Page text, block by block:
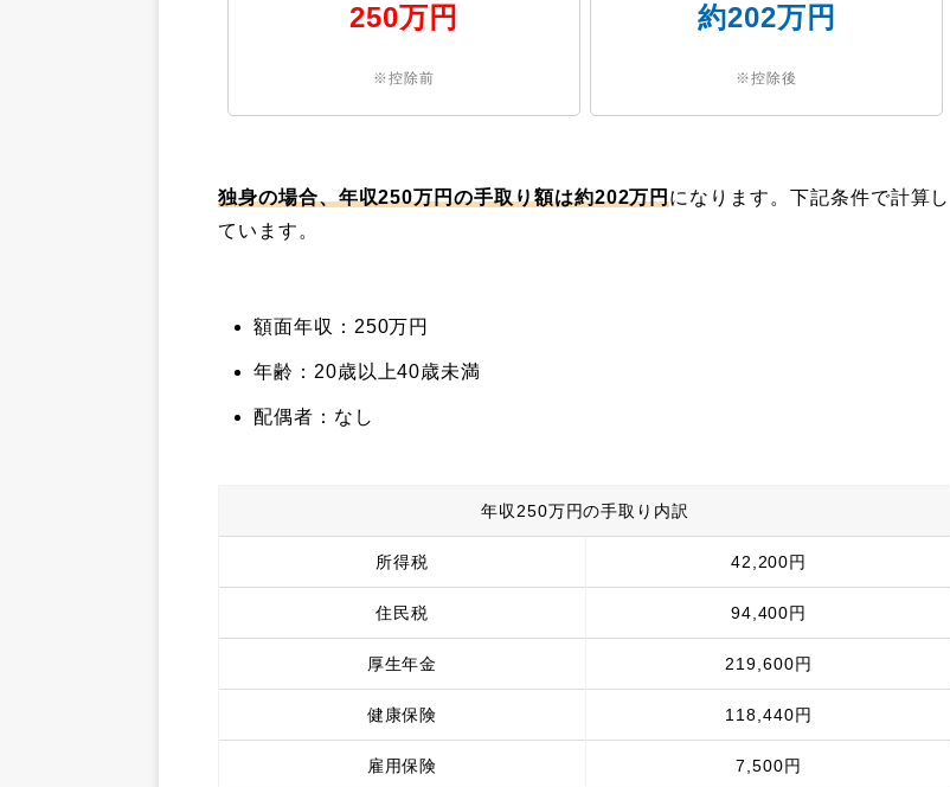
250万円
※控除前
約202万円
※控除後
独身の場合、年収250万円の手取り額は約202万円になります。下記条件で計算し
ています。
額面年収：250万円
年齢：20歳以上40歳未満
配偶者：なし
年収250万円の手取り内訳
所得税 42,200円
住民税 94,400円
厚生年金 219,600円
健康保険 118,440円
雇用保険 7,500円